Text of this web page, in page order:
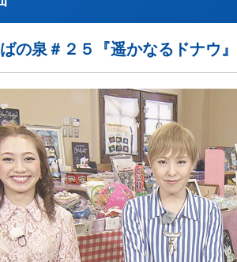
の泉＃２５『遥かなるドナウ』